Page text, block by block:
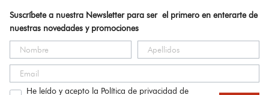
Suscríbete a nuestra Newsletter para ser el primero en enterarte de
nuestras novedades y promociones
He leído y acepto la Política de privacidad de